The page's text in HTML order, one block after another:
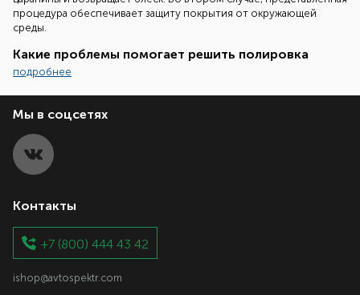
процедура обеспечивает защиту покрытия от окружающей
среды.
Какие проблемы помогает решить полировка
Автополироль для автомобиля приобретается для решения
большого количества проблем, к которым можно отнести:
появление пятен или потертостей на поверхности;
эксплуатации;
разводы, которые появились после некачественной
которому на поверхности транспорта не остается грязь и не
скапливается пыль. Следует отметить, что отполировать
автомобиль автолюбитель может самостоятельно, на
обращаясь к специалистам. Главное, подобрать правильную
полироль и все необходимые комплектующие для выполнения
подробнее
Мы в соцсетях
Контакты
+7 (800) 444 43 42
ishop@avtospektr.com